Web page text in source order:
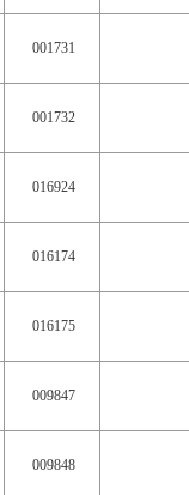
001731
001732
016924
016174
016175
009847
009848